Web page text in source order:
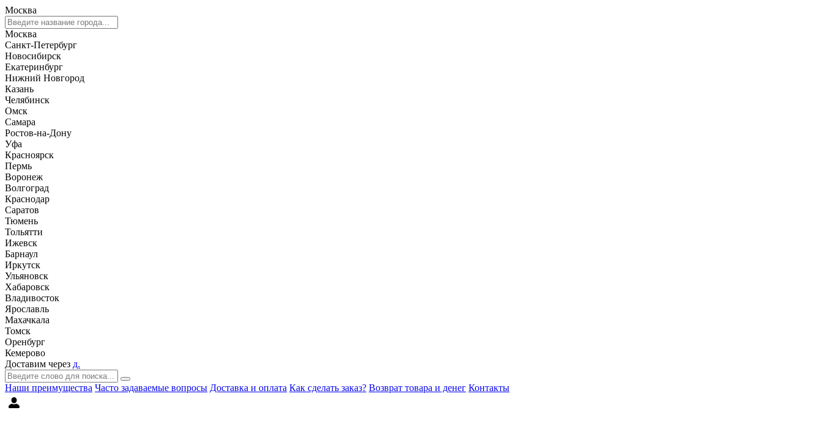
Москва
Москва
Санкт-Петербург
Новосибирск
Екатеринбург
Нижний Новгород
Казань
Челябинск
Омск
Самара
Ростов-на-Дону
Уфа
Красноярск
Пермь
Воронеж
Волгоград
Краснодар
Саратов
Тюмень
Тольятти
Ижевск
Барнаул
Иркутск
Ульяновск
Хабаровск
Владивосток
Ярославль
Махачкала
Томск
Оренбург
Кемерово
Доставим через д.
Наши преимущества Часто задаваемые вопросы Доставка и оплата Как сделать заказ? Возврат товара и денег Контакты